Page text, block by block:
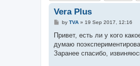
Vera Plus
P
s
by TVA» 19 Sep 2017, 12:16
Привет, есть ли у кого
думаю
Заранее спасибо,